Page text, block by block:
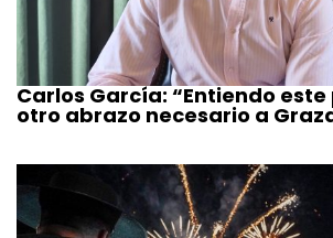
Carlos García: “Entiendo
otro abrazo necesario a